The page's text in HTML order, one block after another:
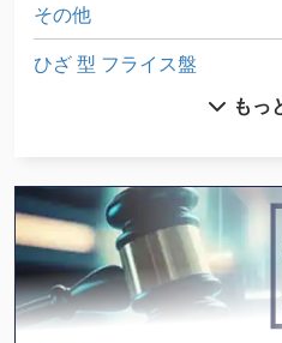
その他
ひざ 型 フライス盤
トラック
トラック スケール
トラック ダンプ
もっ